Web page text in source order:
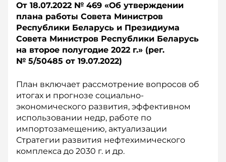
От 18.07.2022 № 469 «Об утверждении
плана работы Совета Министров
Республики Беларусь и Президиума
Совета Министров Респуб­лики Беларусь
на второе полугодие 2022 г.» (рег.
№ 5/50485 от 19.07.2022)
План включает рассмотрение вопросов об
итогах и прогнозе социально-
экономического развития, эффективном
использовании недр, работе по
импортозамещению, актуализации
Стратегии развития нефтехимического
комплекса до 2030 г. и др.